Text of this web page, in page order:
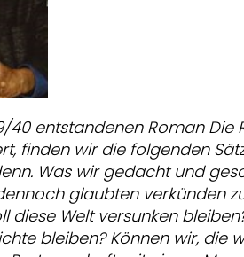
40 entstandenen Roman Die
finden wir die folgenden
Was wir gedacht und
glaubten verkünden
diese Welt versunken
bleiben? Können wir, die